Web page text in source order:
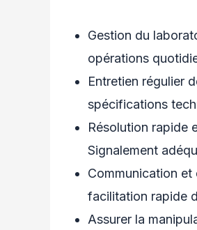
Gestion du
opérations
Entretien régulier
spécifications
Résolution rapide
Signalement
Communication
facilitation rapide
Assurer la